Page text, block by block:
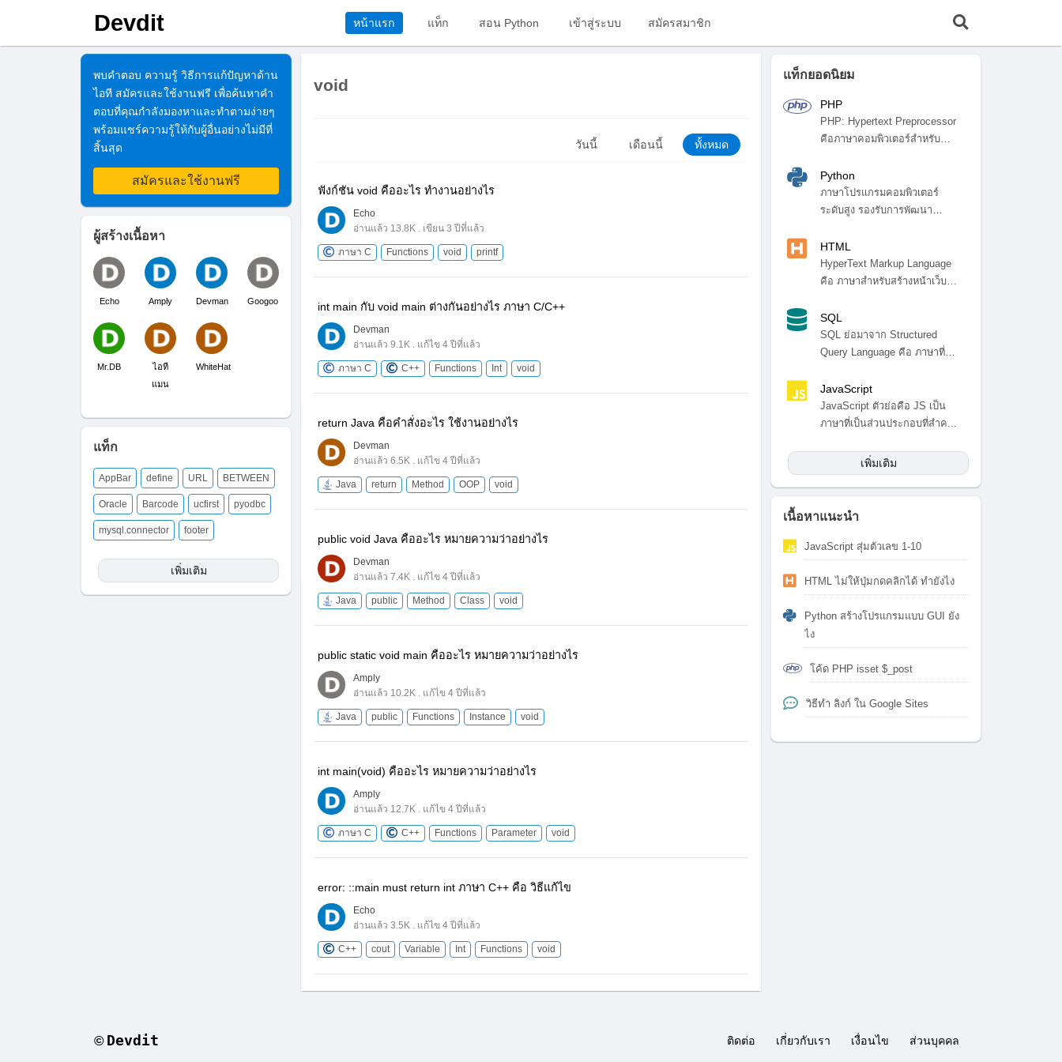
Devdit หน้าแรก แท็ก สอน Python เข้าสู่ระบบ สมัครสมาชิก
พบคำตอบ ความรู้ วิธีการแก้ปัญหาด้าน
ไอที สมัครและใช้งานฟรี เพื่อค้นหาคำ
ตอบที่คุณกำลังมองหาและทำตามง่ายๆ
พร้อมแชร์ความรู้ให้กับผู้อื่นอย่างไม่มีที่
สิ้นสุด
สมัครและใช้งานฟรี
ผู้สร้างเนื้อหา
Echo Amply Devman Googoo
Mr.DB
ไอที
แมน
WhiteHat
แท็ก
AppBar define URL BETWEEN
Oracle Barcode ucfirst pyodbc
mysql.connector footer
เพิ่มเติม
void
ทั้งหมด
เดือนนี้
วันนี้
ฟังก์ชัน void คืออะไร ทำงานอย่างไร
Echo
อ่านแล้ว 13.8K . เขียน 3 ปีที่แล้ว
ภาษา C Functions void printf
int main กับ void main ต่างกันอย่างไร ภาษา C/C++
Devman
อ่านแล้ว 9.1K . แก้ไข 4 ปีที่แล้ว
ภาษา C C++ Functions Int void
return Java คือคำสั่งอะไร ใช้งานอย่างไร
Devman
อ่านแล้ว 6.5K . แก้ไข 4 ปีที่แล้ว
Java return Method OOP void
public void Java คืออะไร หมายความว่าอย่างไร
Devman
อ่านแล้ว 7.4K . แก้ไข 4 ปีที่แล้ว
Java public Method Class void
public static void main คืออะไร หมายความว่าอย่างไร
Amply
อ่านแล้ว 10.2K . แก้ไข 4 ปีที่แล้ว
Java public Functions Instance void
int main(void) คืออะไร หมายความว่าอย่างไร
Amply
อ่านแล้ว 12.7K . แก้ไข 4 ปีที่แล้ว
ภาษา C C++ Functions Parameter void
error: ::main must return int ภาษา C++ คือ วิธีแก้ไข
Echo
อ่านแล้ว 3.5K . แก้ไข 4 ปีที่แล้ว
C++ cout Variable Int Functions void
แท็กยอดนิยม
PHP
PHP: Hypertext Preprocessor
คือภาษาคอมพิวเตอร์สำหรับ
Python
ภาษาโปรแกรมคอมพิวเตอร์
ระดับสูง รองรับการพัฒนา
HTML
HyperText Markup Language
คือ ภาษาสำหรับสร้างหน้าเว็บ
SQL
SQL ย่อมาจาก Structured
Query Language คือ ภาษาที่ใช้
JavaScript
JavaScript ตัวย่อคือ JS เป็น
ภาษาที่เป็นส่วนประกอบที่สำค...
เพิ่มเติม
เนื้อหาแนะนำ
JavaScript สุ่มตัวเลข 1-10
HTML ไม่ให้ปุ่มกดคลิกได้ ทำยังไง
Python สร้างโปรแกรมแบบ GUI ยัง
ไง
โค้ด PHP isset $_post
วิธีทำ ลิงก์ ใน Google Sites
© Devdit ติดต่อ เกี่ยวกับเรา เงื่อนไข ส่วนบุคคล